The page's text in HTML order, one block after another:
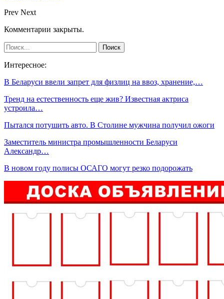
Prev Next
Комментарии закрыты.
Интересное:
В Беларуси ввели запрет для физлиц на ввоз, хранение,…
Тренд на естественность еще жив? Известная актриса
устроила…
Пытался потушить авто. В Столине мужчина получил ожоги
Заместитель министра промышленности Беларуси
Александр…
В новом году полисы ОСАГО могут резко подорожать